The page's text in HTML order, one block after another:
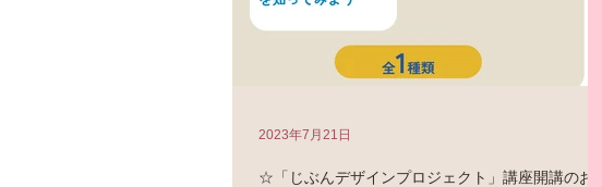
☆「じぶんデザインプロジェクト」講座開講のお知
2023年7月21日